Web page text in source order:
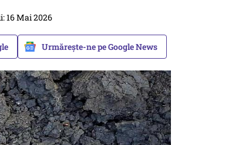
16 Mai 2026
Urmărește-ne pe Google News